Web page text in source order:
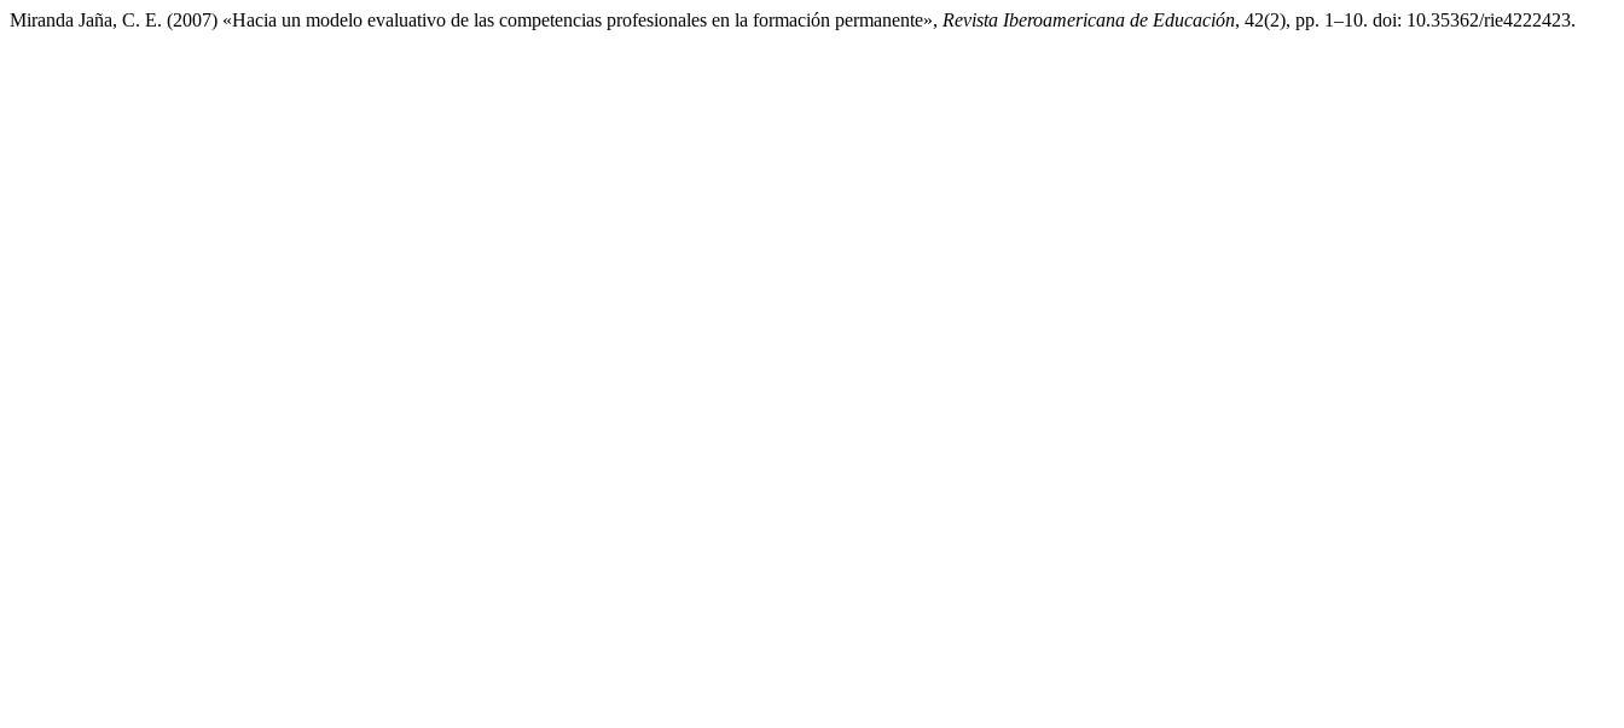
Miranda Jaña, C. E. (2007) «Hacia un modelo evaluativo de las competencias profesionales en la formación permanente», Revista Iberoamericana de Educación, 42(2), pp. 1–10. doi: 10.35362/rie4222423.